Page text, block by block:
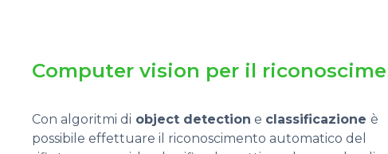
Computer vision per il
Con algoritmi di object detection e classificazione è
possibile effettuare il riconoscimento automatico del